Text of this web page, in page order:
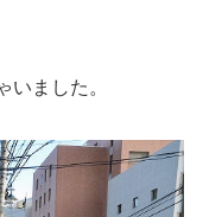
いました。